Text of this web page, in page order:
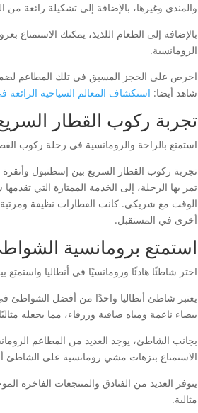
والمندي وغيرها، بالإضافة إلى تشكيلة رائعة من
بالإضافة إلى الطعام اللذيذ، يمكنك
الرومانسية.
احرص على الحجز المسبق في تلك المطاعم
شاهد أيضا: استكشاف المعالم السياحية
تجربة ركوب القطار
استمتع بالراحة والرومانسية في رحلة ركوب
تجربة ركوب القطار السريع بين إسطنبول وأنقرة
تمر بها الرحلة، إلى الخدمة الممتازة التي
الوقت مع شريكي. كانت القطارات نظيفة ومرتبة،
أخرى في المستقبل.
استمتع برومانسية
اختر شاطئًا هادئًا ورومانسيًا في أنطاليا
يعتبر شاطئ أنطاليا واحدًا من أفضل الشواطئ
بيضاء ناعمة ومياه صافية وزرقاء، مما يجعله
بجانب الشاطئ، يوجد العديد من المطاعم
الاستمتاع بنزهات مشي رومانسية على
يتوفر العديد من الفنادق والمنتجعات الفاخرة
مثالية.